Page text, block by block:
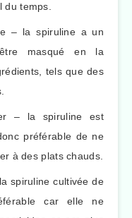
temps.
– la spiruline a un
masqué en la
tels que des
– la spiruline est
préférable de ne
à des plats chauds.
spiruline cultivée de
car elle ne